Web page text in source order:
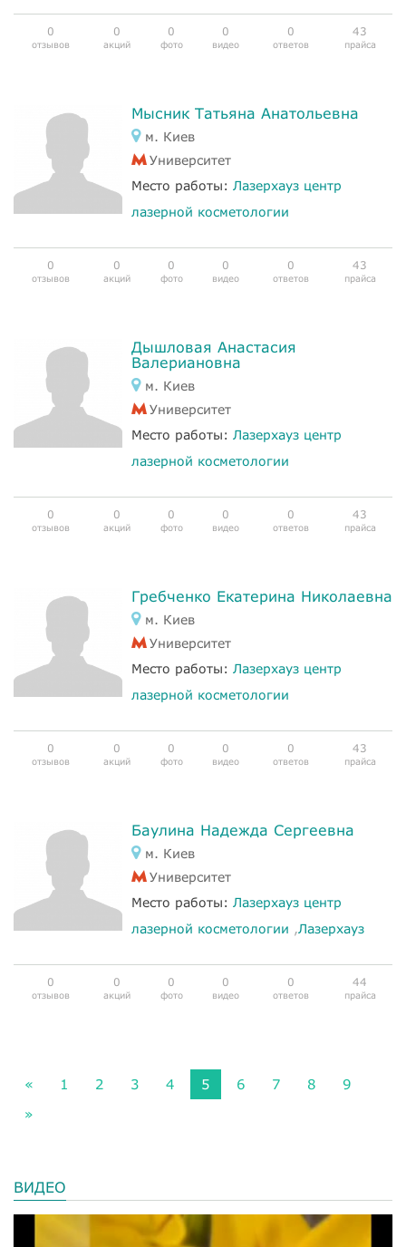
0
отзывов
0
акций
0
фото
0
видео
0
ответов
43
прайса
Мысник Татьяна Анатольевна
м. Киев
Университет
Место работы: Лазерхауз центр
лазерной косметологии
0
отзывов
0
акций
0
фото
0
видео
0
ответов
43
прайса
Дышловая Анастасия
Валериановна
м. Киев
Университет
Место работы: Лазерхауз центр
лазерной косметологии
0
отзывов
0
акций
0
фото
0
видео
0
ответов
43
прайса
Гребченко Екатерина Николаевна
м. Киев
Университет
Место работы: Лазерхауз центр
лазерной косметологии
0
отзывов
0
акций
0
фото
0
видео
0
ответов
43
прайса
Баулина Надежда Сергеевна
м. Киев
Университет
Место работы: Лазерхауз центр
лазерной косметологии ,Лазерхауз
0
отзывов
0
акций
0
фото
0
видео
0
ответов
44
прайса
« 1 2 3 4 5 6 7 8
9
»
ВИДЕО